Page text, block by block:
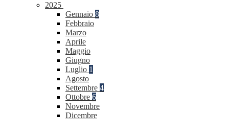
2025
Gennaio 8
Febbraio
Marzo
Aprile
Maggio
Giugno
Luglio 1
Agosto
Settembre 4
Ottobre 6
Novembre
Dicembre